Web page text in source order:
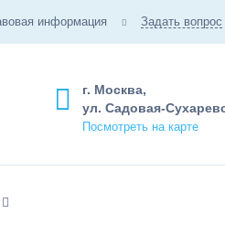
информация Задать вопрос
г. Москва,
ул. Садовая-
Посмотреть на карте